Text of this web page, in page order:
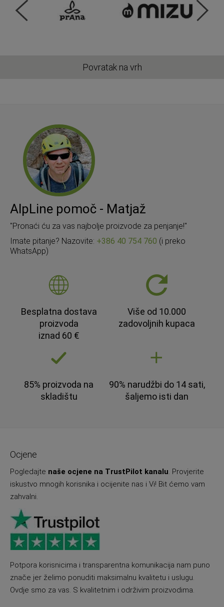
Povratak na vrh
AlpLine pomoč - Matjaž
"Pronaći ću za vas najbolje proizvode za penjanje!"
Imate pitanje? Nazovite: +386 40 754 760 (i preko
WhatsApp)
Besplatna dostava
proizvoda
iznad 60 €
Više od 10.000
zadovoljnih kupaca
85% proizvoda na
skladištu
90% narudžbi do 14 sati,
šaljemo isti dan
Ocjene
Pogledajte naše ocjene na TrustPilot kanalu. Provjerite
iskustvo mnogih korisnika i ocijenite nas i Vi! Bit ćemo vam
zahvalni.
Potpora korisnicima i transparentna komunikacija nam puno
znače jer želimo ponuditi maksimalnu kvalitetu i uslugu.
Ovdje smo za vas. S kvalitetnim i održivim proizvodima.